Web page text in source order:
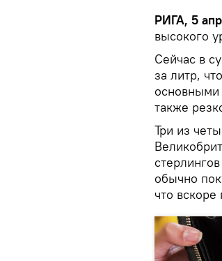
РИГА, 5
высокого
Сейчас в
за литр,
основными
также
Три из
обычно
что